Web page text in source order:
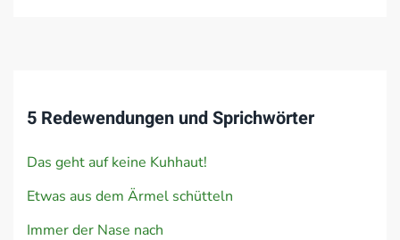
5 Redewendungen und Sprichwörter
Das geht auf keine Kuhhaut!
Etwas aus dem Ärmel schütteln
Immer der Nase nach